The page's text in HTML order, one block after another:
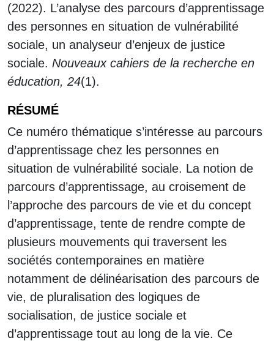
(2022). L’analyse des parcours d’apprentissage
des personnes en situation de vulnérabilité
sociale, un analyseur d’enjeux de justice
sociale. Nouveaux cahiers de la recherche en
éducation, 24(1).
RÉSUMÉ
Ce numéro thématique s’intéresse au parcours
d’apprentissage chez les personnes en
situation de vulnérabilité sociale. La notion de
parcours d’apprentissage, au croisement de
l’approche des parcours de vie et du concept
d’apprentissage, tente de rendre compte de
plusieurs mouvements qui traversent les
sociétés contemporaines en matière
notamment de délinéarisation des parcours de
vie, de pluralisation des logiques de
socialisation, de justice sociale et
d’apprentissage tout au long de la vie. Ce